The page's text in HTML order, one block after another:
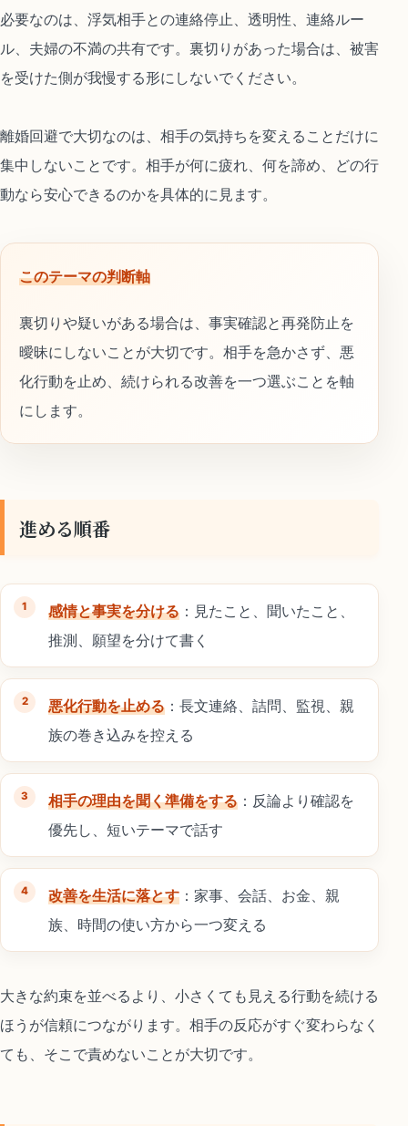
必要なのは、浮気相手との連絡停止、透明性、連絡ルー
ル、夫婦の不満の共有です。裏切りがあった場合は、被害
を受けた側が我慢する形にしないでください。
離婚回避で大切なのは、相手の気持ちを変えることだけに
集中しないことです。相手が何に疲れ、何を諦め、どの行
動なら安心できるのかを具体的に見ます。
このテーマの判断軸
裏切りや疑いがある場合は、事実確認と再発防止を
曖昧にしないことが大切です。相手を急かさず、悪
化行動を止め、続けられる改善を一つ選ぶことを軸
にします。
進める順番
感情と事実を分ける ：見たこと、聞いたこと、
推測、願望を分けて書く
悪化行動を止める ：長文連絡、詰問、監視、親
族の巻き込みを控える
相手の理由を聞く準備をする ：反論より確認を
優先し、短いテーマで話す
改善を生活に落とす ：家事、会話、お金、親
族、時間の使い方から一つ変える
大きな約束を並べるより、小さくても見える行動を続ける
ほうが信頼につながります。相手の反応がすぐ変わらなく
ても、そこで責めないことが大切です。